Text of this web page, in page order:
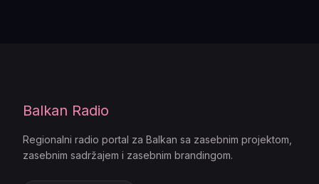
Balkan Radio
Regionalni radio portal za Balkan sa zasebnim projektom,
zasebnim sadržajem i zasebnim brandingom.